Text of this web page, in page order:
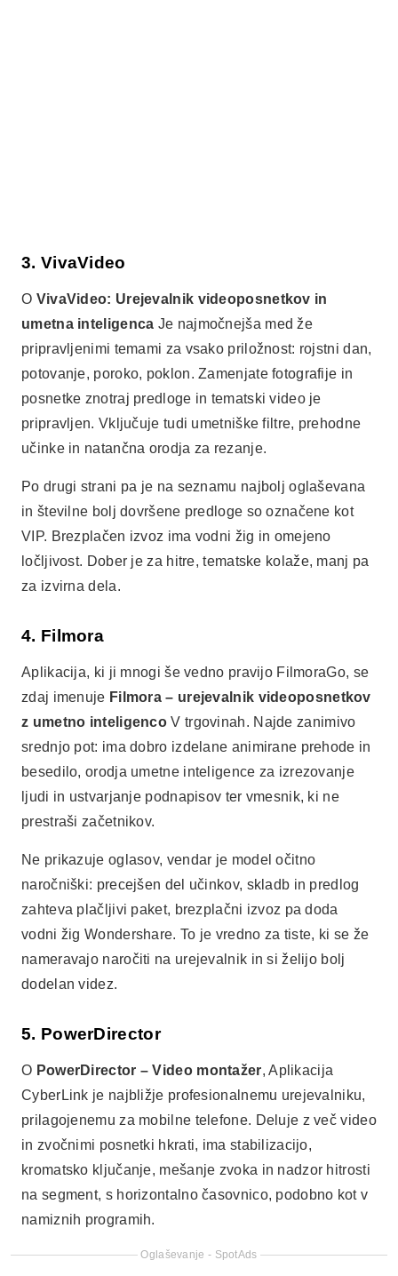
3. VivaVideo
O VivaVideo: Urejevalnik videoposnetkov in
umetna inteligenca Je najmočnejša med že
pripravljenimi temami za vsako priložnost: rojstni dan,
potovanje, poroko, poklon. Zamenjate fotografije in
posnetke znotraj predloge in tematski video je
pripravljen. Vključuje tudi umetniške filtre, prehodne
učinke in natančna orodja za rezanje.
Po drugi strani pa je na seznamu najbolj oglaševana
in številne bolj dovršene predloge so označene kot
VIP. Brezplačen izvoz ima vodni žig in omejeno
ločljivost. Dober je za hitre, tematske kolaže, manj pa
za izvirna dela.
4. Filmora
Aplikacija, ki ji mnogi še vedno pravijo FilmoraGo, se
zdaj imenuje Filmora – urejevalnik videoposnetkov
z umetno inteligenco V trgovinah. Najde zanimivo
srednjo pot: ima dobro izdelane animirane prehode in
besedilo, orodja umetne inteligence za izrezovanje
ljudi in ustvarjanje podnapisov ter vmesnik, ki ne
prestraši začetnikov.
Ne prikazuje oglasov, vendar je model očitno
naročniški: precejšen del učinkov, skladb in predlog
zahteva plačljivi paket, brezplačni izvoz pa doda
vodni žig Wondershare. To je vredno za tiste, ki se že
nameravajo naročiti na urejevalnik in si želijo bolj
dodelan videz.
5. PowerDirector
O PowerDirector – Video montažer, Aplikacija
CyberLink je najbližje profesionalnemu urejevalniku,
prilagojenemu za mobilne telefone. Deluje z več video
in zvočnimi posnetki hkrati, ima stabilizacijo,
kromatsko ključanje, mešanje zvoka in nadzor hitrosti
na segment, s horizontalno časovnico, podobno kot v
namiznih programih.
Oglaševanje - SpotAds